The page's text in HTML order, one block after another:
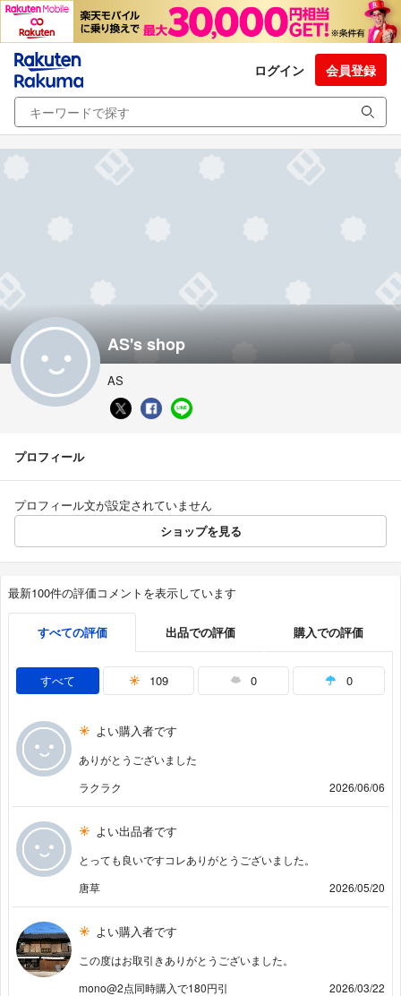
ログイン 会員登録
AS's shop
AS
プロフィール
プロフィール文が設定されていません
ショップを見る
最新100件の評価コメントを表示しています
すべての評価 出品での評価 購入での評価
すべて 109 0 0
よい購入者です
ありがとうございました
ラクラク
2026/06/06
よい出品者です
とっても良いですコレありがとうございました。
唐草
2026/05/20
よい購入者です
この度はお取引きありがとうございました。
mono@2点同時購入で180円引
2026/03/22